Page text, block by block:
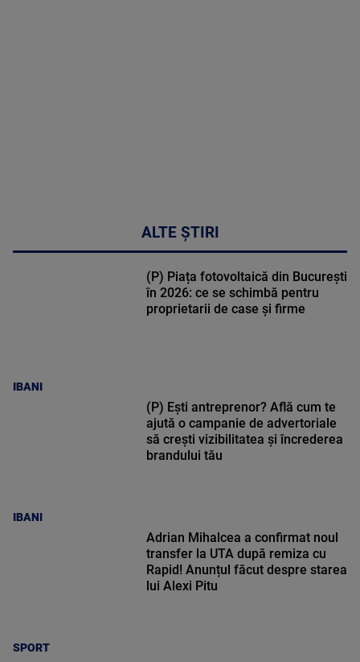
ALTE ȘTIRI
IBANI
(P) Piața fotovoltaică din București
în 2026: ce se schimbă pentru
proprietarii de case și firme
IBANI
(P) Ești antreprenor? Află cum te
ajută o campanie de advertoriale
să crești vizibilitatea și încrederea
brandului tău
SPORT
Adrian Mihalcea a confirmat noul
transfer la UTA după remiza cu
Rapid! Anunțul făcut despre starea
lui Alexi Pitu